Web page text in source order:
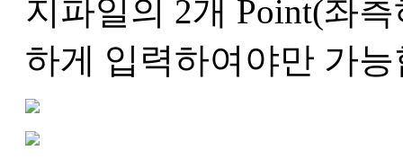
지파일의 2개 Point(좌
하게 입력하여야만 가